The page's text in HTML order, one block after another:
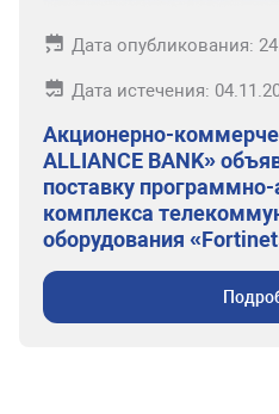
Дата опубликования:
Дата истечения:
Акционерно-
ALLIANCE BANK»
поставку программно-
комплекса
оборудования